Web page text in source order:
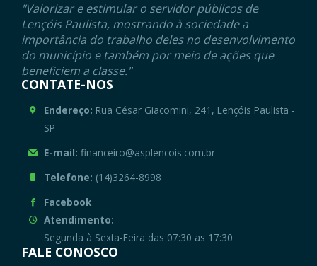
"Valorizar e estimular o servidor públicos de
Lençóis Paulista, mostrando à sociedade a
importância do trabalho deles no desenvolvimento
do município e também por meio de ações que
beneficiem a classe."
CONTATE-NOS
Endereço: Rua César Giacomini, 241, Lençóis Paulista -
SP
E-mail: financeiro@asplencois.com.br
Telefone: (14)3264-8998
Facebook
Atendimento:
Segunda à Sexta-Feira das 07:30 as 17:30
FALE CONOSCO